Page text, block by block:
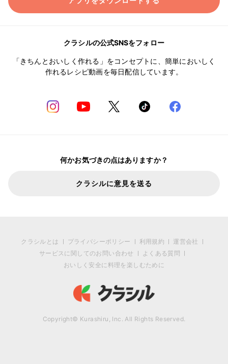
クラシルの公式SNSをフォロー
「きちんとおいしく作れる」をコンセプトに、簡単においしく
作れるレシピ動画を毎日配信しています。
何かお気づきの点はありますか？
クラシルに意見を送る
クラシルとは プライバシーポリシー 利用規約
運営会社
サービスに関してのお問い合わせ
よくある質問
おいしく安全に料理を楽しむために
Copyright© Kurashiru, Inc. All Rights Reserved.